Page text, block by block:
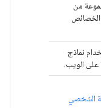
من
نماذج
على الويب.
الشخصي